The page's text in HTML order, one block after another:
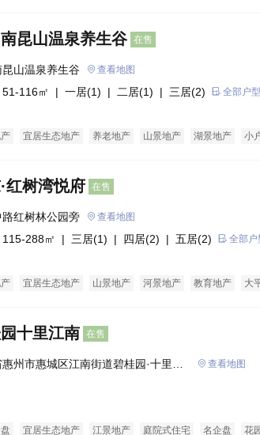
昆山温泉养生谷 在售
山温泉养生谷 查看地图
51-116㎡ | 一居(1) | 二居(1) | 三居(2) 全部户型
宜居生态地产 养老地产 山景地产 湖景地产 小
红树湾悦府 在售
红树林公园旁 查看地图
115-288㎡ | 三居(1) | 四居(2) | 五居(2) 全部户
宜居生态地产 山景地产 河景地产 教育地产 大
十里江南 在售
州市惠城区江南街道碧桂园·十里江
查看地图
宜居生态地产 江景地产 庭院式住宅 名企盘 花